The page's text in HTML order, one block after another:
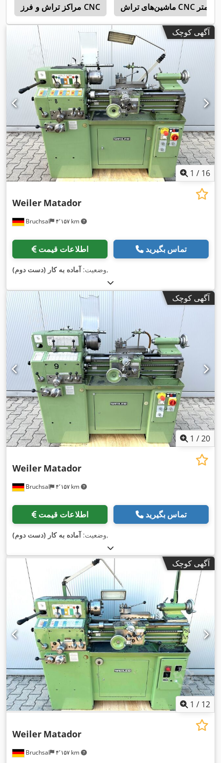
مراکز تراش و فرز CNC
آگهی کوچک
1 / 16
Bruchsal ۴٬۱۵۷ km
Weiler Matador
اطلاعات قیمت تماس بگیرید
وضعیت:آماده به کار (دست دوم) ,
آگهی کوچک
1 /20
Bruchsal ۴٬۱۵۷ km
Weiler Matador
اطلاعات قیمت تماس بگیرید
وضعیت: آماده به کار (دست دوم) ,
آگهی کوچک
1 / 12
Bruchsal ۴٬۱۵۷ km
Weiler Matador